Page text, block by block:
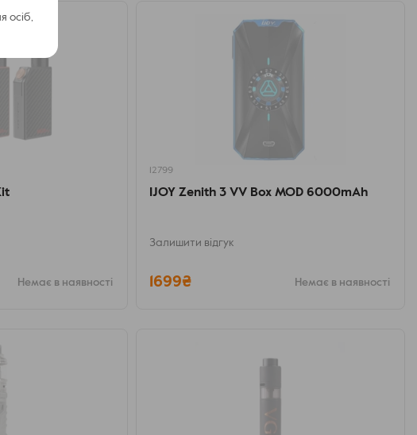
Немає в наявності
12799
IJOY Zenith 3 VV Box MOD 6000mAh
Залишити відгук
1699₴ Немає в наявності
осіб,